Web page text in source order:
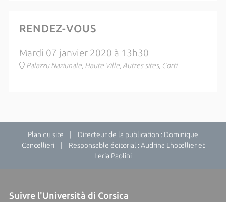
RENDEZ-VOUS
Mardi 07 janvier 2020 à 13h30
Palazzu Naziunale, Haute Ville, Autres sites, Corti
Plan du site | Directeur de la publication : Dominique
Cancellieri | Responsable éditorial : Audrina Lhotellier et
Leria Paolini
Suivre l'Università di Corsica